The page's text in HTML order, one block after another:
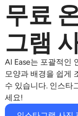
AI 비디오
텍스트를 비디오로
이미지를 비디오로
비디오 효과
비디오 효과
AI 이미지
이미지 변환
AI 도구
무료
그램
AI Ease는 포괄적인
모양과 배경을 쉽게
수 있습니다. 인스타
세요!